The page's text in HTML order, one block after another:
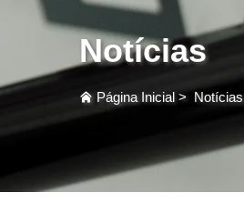
Notícias
Página Inicial > Notícias